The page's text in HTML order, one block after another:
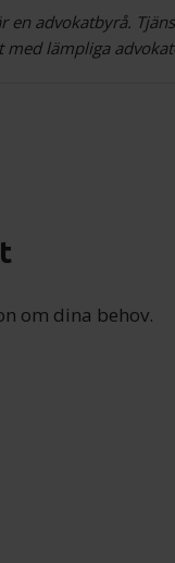
en advokatbyrå.
lämpliga
om dina behov.